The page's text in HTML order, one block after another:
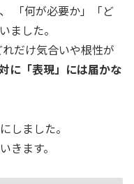
「何が必要か」「ど
ました。
だけ気合いや根性が
に「表現」には届かな
しました。
きます。